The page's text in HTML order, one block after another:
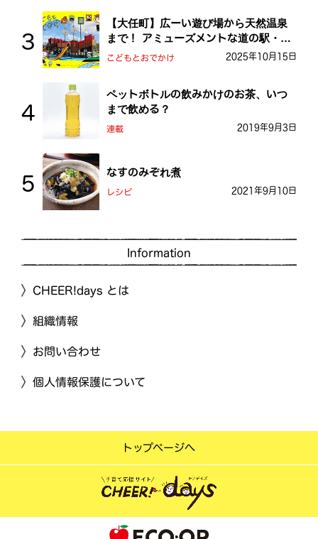
【大任町】広ーい遊び場から天然温泉
まで！ アミューズメントな道の駅・お
おとう桜街道
こどもとおでかけ 2025年10月15日
ペットボトルの飲みかけのお茶、いつ
まで飲める？
連載 2019年9月3日
なすのみぞれ煮
レシピ 2021年9月10日
Information
CHEER!days とは
組織情報
お問い合わせ
個人情報保護について
トップページへ